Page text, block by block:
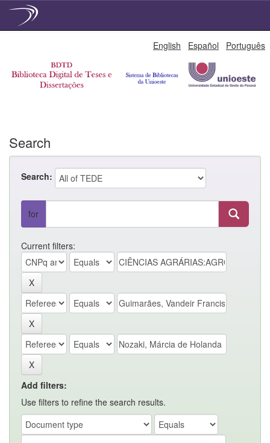
English Español Português
Search
Search:
for
Current filters:
Add filters:
Use filters to refine the search results.